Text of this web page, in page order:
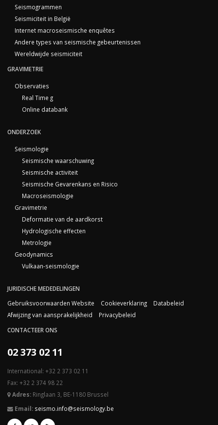
Seismogrammen
Seismiciteit in België
Internet macroseismische enquêtes
Andere types van seismische gebeurtenissen
Wereldwijde seismiciteit
GRAVIMETRIE
Observaties
Real Time g
Online databank
ONDERZOEK
Seismologie
Seismische waarschuwing
Seismische activiteit
Seismische Gevarenkans en Risico
Macroseismologie
Gravimetrie
Deformatie van de aardkorst
Hydrologische effecten
Metrologie
Geodynamics
Vulkaan-seismologie
JURIDISCHE MEDEDELINGEN
Gebruiksvoorwaarden Website
Cookieverklaring
Databeleid
Afwijzing van aansprakelijkheid
Privacybeleid
CONTACTEER ONS
02 373 02 11
International: +32 2 373 02 11
Fax: +32 2 374 98 22
Adres: Ringlaan 3, BE-1180 Brussel
Email: seismo.info@seismology.be